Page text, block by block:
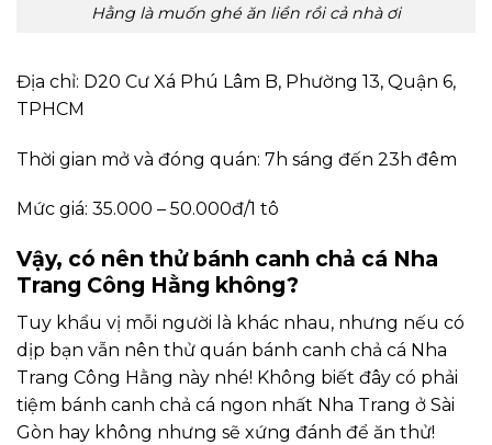
Hằng là muốn ghé ăn liền rồi cả nhà ơi
Địa chỉ: D20 Cư Xá Phú Lâm B, Phường 13, Quận 6,
TPHCM
Thời gian mở và đóng quán: 7h sáng đến 23h đêm
Mức giá: 35.000 – 50.000đ/1 tô
Vậy, có nên thử bánh canh chả cá Nha
Trang Công Hằng không?
Tuy khẩu vị mỗi người là khác nhau, nhưng nếu có
dịp bạn vẫn nên thử quán bánh canh chả cá Nha
Trang Công Hằng này nhé! Không biết đây có phải
tiệm bánh canh chả cá ngon nhất Nha Trang ở Sài
Gòn hay không nhưng sẽ xứng đánh để ăn thử!